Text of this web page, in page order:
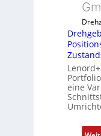
eine